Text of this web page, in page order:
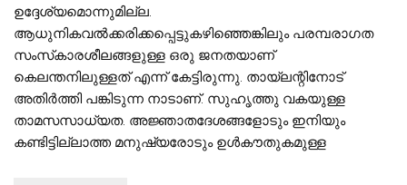
ഉദ്ദേശ്യമൊന്നുമില്ല.
ആധുനികവൽക്കരിക്കപ്പെട്ടുകഴിഞ്ഞെങ്കിലും പരമ്പരാഗത
സംസ്‌കാരശീലങ്ങളുള്ള ഒരു ജനതയാണ്
കെലന്തനിലുള്ളത് എന്ന് കേട്ടിരുന്നു. തായ്‌ലന്റിനോട്
അതിര്‍ത്തി പങ്കിടുന്ന നാടാണ്. സുഹൃത്തു വകയുള്ള
താമസസാധ്യത. അജ്ഞാതദേശങ്ങളോടും ഇനിയും
കണ്ടിട്ടില്ലാത്ത മനുഷ്യരോടും ഉള്‍കൗതുകമുള്ള